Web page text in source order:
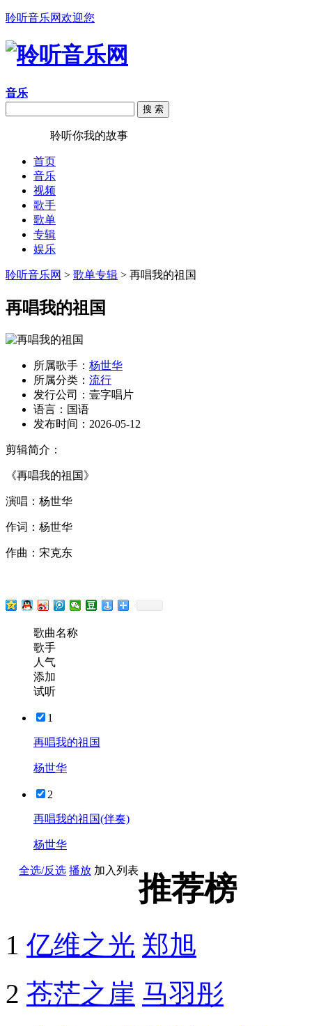
聆听音乐网欢迎您
音乐
搜 索
聆听你我的故事
首页
音乐
视频
歌手
歌单
专辑
娱乐
聆听音乐网 > 歌单专辑 > 再唱我的祖国
再唱我的祖国
所属歌手： 杨世华
所属分类： 流行
发行公司： 壹字唱片
语言： 国语
发布时间： 2026-05-12
剪辑简介：
《再唱我的祖国》
演唱：杨世华
作词：杨世华
作曲：宋克东
歌曲名称
歌手
人气
添加
试听
1
再唱我的祖国
杨世华
2
再唱我的祖国(伴奏)
杨世华
全选/反选 播放 加入列表
推荐榜
1 亿维之光 郑旭
2 苍茫之崖 马羽彤